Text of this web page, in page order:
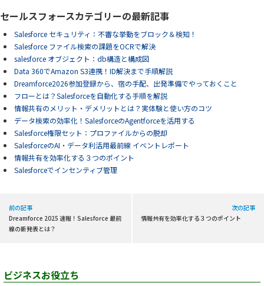
セールスフォースカテゴリーの最新記事
Salesforce セキュリティ：不審な挙動をブロック＆検知！
Salesforce ファイル検索の課題をOCRで解決
salesforce オブジェクト：db構造と構成図
Data 360でAmazon S3連携！ID解決まで手順解説
Dreamforce2026参加登録から、宿の手配、出発準備でやっておくこと
フローとは？Salesforceを自動化する手順を解説
情報共有のメリット・デメリットとは？実体験と使い方のコツ
データ検索の効率化！SalesforceのAgentforceを活用する
Salesforce権限セット：プロファイルからの脱却
SalesforceのAI・データ利活用最前線 イベントレポート
情報共有を効率化する３つのポイント
Salesforceでインセンティブ管理
前の記事
Dreamforce 2025 速報！Salesforce 最前
線の新発表とは？
次の記事
情報共有を効率化する３つのポイント
ビジネスお役立ち